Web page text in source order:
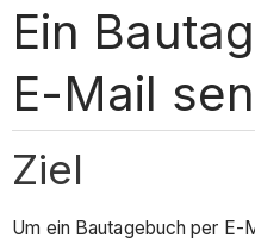
Ein
E-Mail
Ziel
Um ein Bautagebuch per E-